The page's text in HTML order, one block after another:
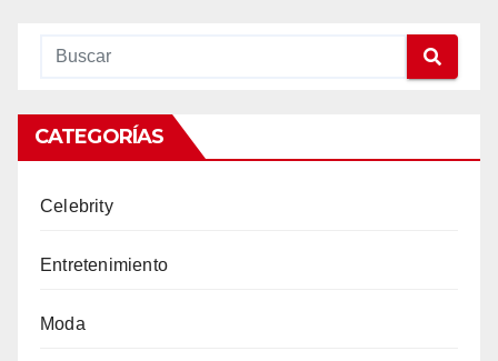
CATEGORÍAS
Celebrity
Entretenimiento
Moda